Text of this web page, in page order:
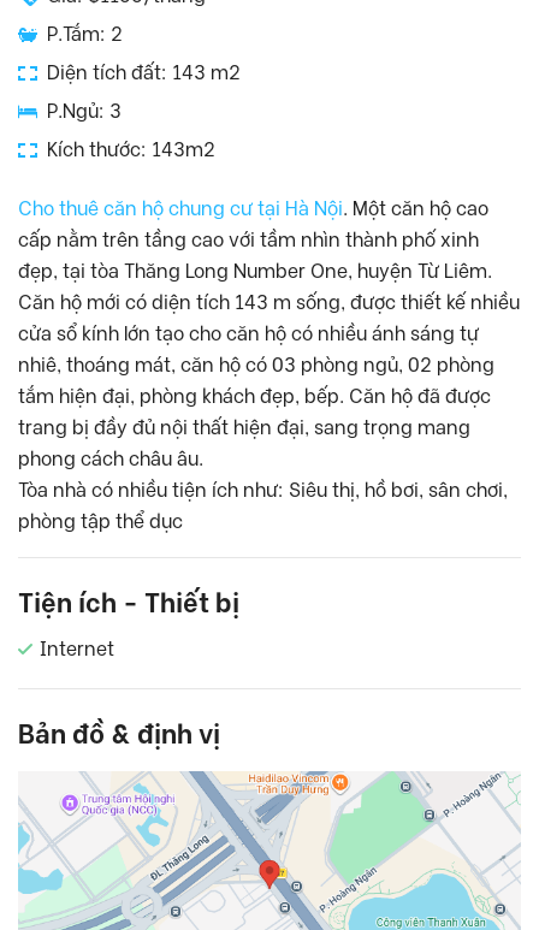
P.Tắm: 2
Diện tích đất: 143 m2
P.Ngủ: 3
Kích thước: 143m2
Cho thuê căn hộ chung cư tại Hà Nội. Một căn hộ cao
cấp nằm trên tầng cao với tầm nhìn thành phố xinh
đẹp, tại tòa Thăng Long Number One, huyện Từ Liêm.
Căn hộ mới có diện tích 143 m sống, được thiết kế nhiều
cửa sổ kính lớn tạo cho căn hộ có nhiều ánh sáng tự
nhiê, thoáng mát, căn hộ có 03 phòng ngủ, 02 phòng
tắm hiện đại, phòng khách đẹp, bếp. Căn hộ đã được
trang bị đầy đủ nội thất hiện đại, sang trọng mang
phong cách châu âu.
Tòa nhà có nhiều tiện ích như: Siêu thị, hồ bơi, sân chơi,
phòng tập thể dục
Tiện ích - Thiết bị
Internet
Bản đồ & định vị